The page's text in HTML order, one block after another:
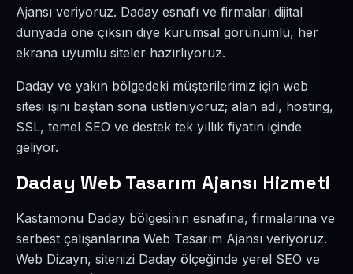
Ajansı veriyoruz. Daday esnafı ve firmaları dijital
dünyada öne çıksın diye kurumsal görünümlü, her
ekrana uyumlu siteler hazırlıyoruz.
Daday ve yakın bölgedeki müşterilerimiz için web
sitesi işini baştan sona üstleniyoruz; alan adı, hosting,
SSL, temel SEO ve destek tek yıllık fiyatın içinde
geliyor.
Daday Web Tasarım Ajansı Hizmeti
Kastamonu Daday bölgesinin esnafına, firmalarına ve
serbest çalışanlarına Web Tasarım Ajansı veriyoruz.
Web Dizayn, sitenizi Daday ölçeğinde yerel SEO ve